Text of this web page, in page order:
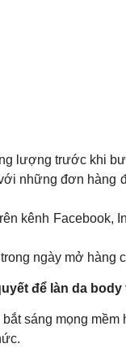
lượng trước khi
những đơn
kênh
ngày mở hàng
để làn da
sáng mọng